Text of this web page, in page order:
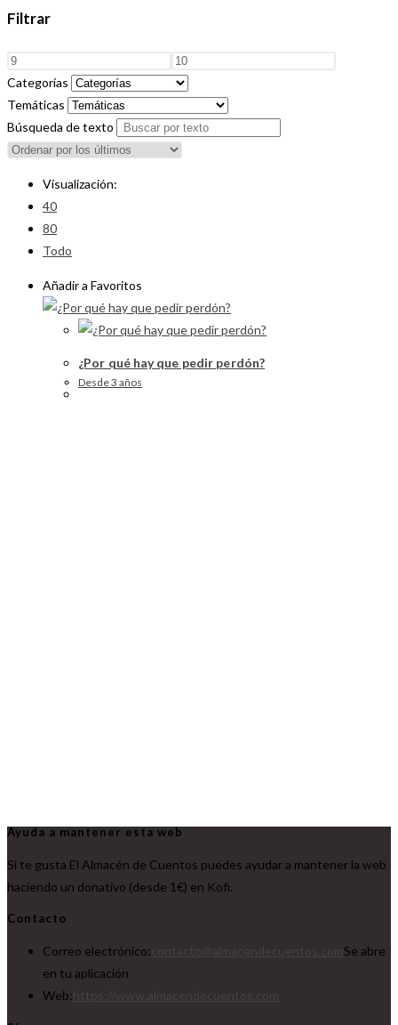
Filtrar
Categorías
Temáticas
Búsqueda de texto
Visualización:
40
80
Todo
Añadir a Favoritos
¿Por qué hay que pedir perdón?
Desde 3 años
Ayuda a mantener esta web
Si te gusta El Almacén de Cuentos puedes ayudar a mantener la web
haciendo un donativo (desde 1€) en Kofi.
Contacto
Correo electrónico:
Se abre
en tu aplicación
Web: